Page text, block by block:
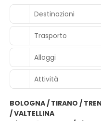
Destinazioni
Trasporto
Alloggi
Attività
BOLOGNA / TIRANO /
/ VALTELLINA